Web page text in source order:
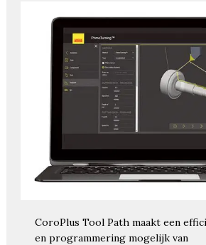
CoroPlus Tool Path maakt een
en programmering mogelijk van